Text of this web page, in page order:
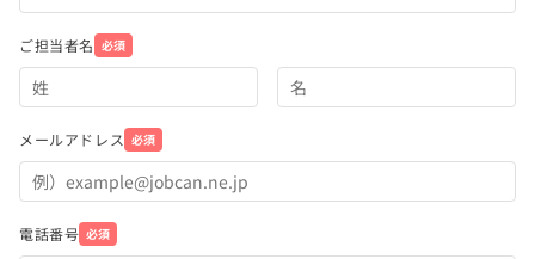
ご担当者名 必須
メールアドレス 必須
電話番号 必須